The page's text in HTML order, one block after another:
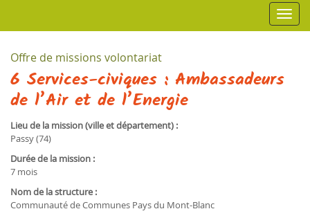
Offre de missions volontariat
6 Services-civiques : Ambassadeurs
de l’Air et de l’Energie
Lieu de la mission (ville et département) :
Passy (74)
Durée de la mission :
7 mois
Nom de la structure :
Communauté de Communes Pays du Mont-Blanc